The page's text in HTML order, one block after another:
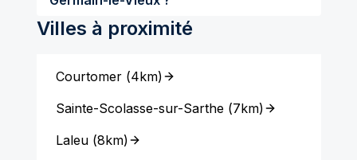
Villes à proximité
Courtomer(4km)
Sainte-Scolasse-sur-Sarthe(7km)
Laleu(8km)